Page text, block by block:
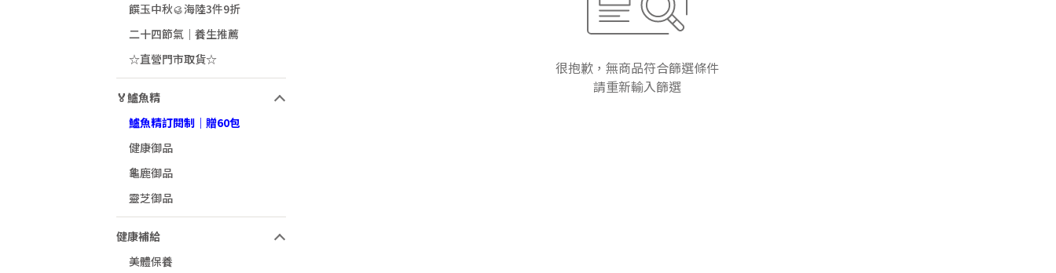
饌玉中秋🥮海陸3件9折
二十四節氣｜養生推薦
☆直營門市取貨☆
🏅鱸魚精
鱸魚精訂閱制｜贈60包
健康御品
龜鹿御品
靈芝御品
健康補給
美體保養
很抱歉，無商品符合篩選條件
請重新輸入篩選